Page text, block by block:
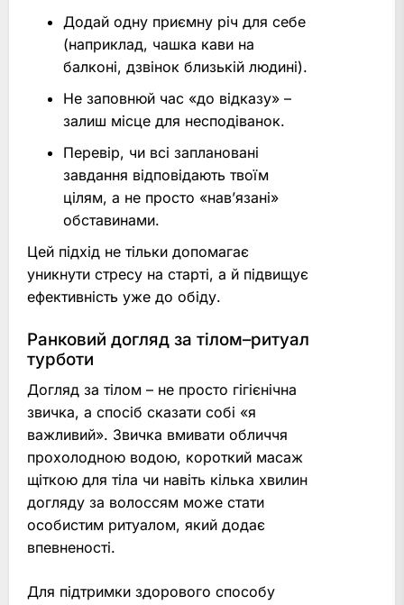
Додай одну приємну річ для себе
(наприклад, чашка кави на
балконі, дзвінок близькій людині).
Не заповнюй час «до відказу» –
залиш місце для несподіванок.
Перевір, чи всі заплановані
завдання відповідають твоїм
цілям, а не просто «нав’язані»
обставинами.
Цей підхід не тільки допомагає
уникнути стресу на старті, а й підвищує
ефективність уже до обіду.
Ранковий догляд за тілом–ритуал
турботи
Догляд за тілом – не просто гігієнічна
звичка, а спосіб сказати собі «я
важливий». Звичка вмивати обличчя
прохолодною водою, короткий масаж
щіткою для тіла чи навіть кілька хвилин
догляду за волоссям може стати
особистим ритуалом, який додає
впевненості.
Для підтримки здорового способу